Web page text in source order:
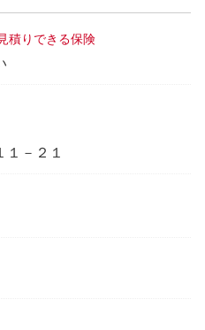
積りできる保険
－２１